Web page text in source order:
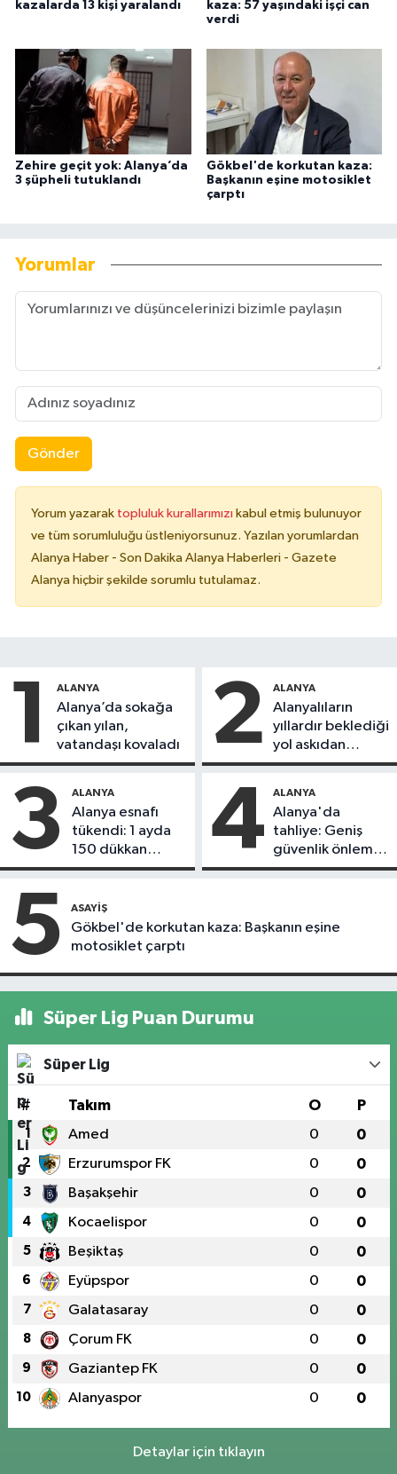
kazalarda 13 kişi yaralandı
kaza: 57 yaşındaki işçi can
verdi
Zehire geçit yok: Alanya’da
3 şüpheli tutuklandı
Gökbel'de korkutan kaza:
Başkanın eşine motosiklet
çarptı
Yorumlar
Gönder
Yorum yazarak topluluk kurallarımızı kabul etmiş bulunuyor
ve tüm sorumluluğu üstleniyorsunuz. Yazılan yorumlardan
Alanya Haber - Son Dakika Alanya Haberleri - Gazete
Alanya hiçbir şekilde sorumlu tutulamaz.
1 ALANYA
Alanya’da sokağa
çıkan yılan,
vatandaşı kovaladı
2 ALANYA
Alanyalıların
yıllardır beklediği
yol askıdan
döndü
3 ALANYA
Alanya esnafı
tükendi: 1 ayda
150 dükkan
kapandı
4 ALANYA
Alanya'da
tahliye: Geniş
güvenlik önlemi
alındı
5 ASAYIŞ
Gökbel'de korkutan kaza: Başkanın eşine
motosiklet çarptı
Süper Lig Puan Durumu
Süper Lig
# Takım O P
1 Amed 0 0
2 Erzurumspor FK 0 0
3 Başakşehir 0 0
4 Kocaelispor 0 0
5 Beşiktaş 0 0
6 Eyüpspor 0 0
7 Galatasaray 0 0
8 Çorum FK 0 0
9 Gaziantep FK 0 0
10 Alanyaspor 0 0
Detaylar için tıklayın